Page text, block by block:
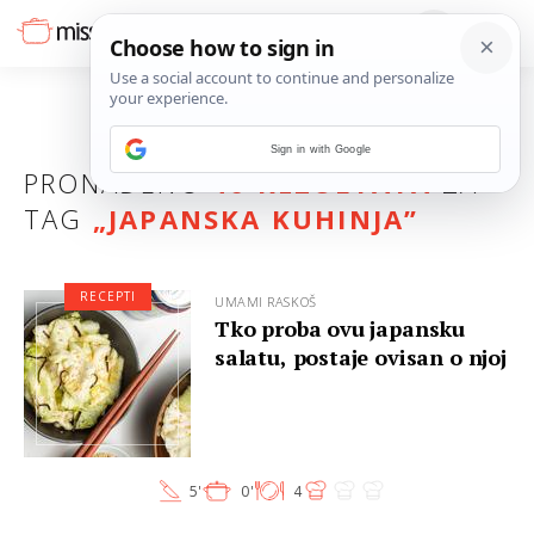
PRONAĐENO46 REZULTATAZA
TAG „JAPANSKA KUHINJA”
UMAMI RASKOŠ
Tko proba ovu japansku
salatu, postaje ovisan o njoj
5' 0' 4
RECEPTI
Sign in with Google